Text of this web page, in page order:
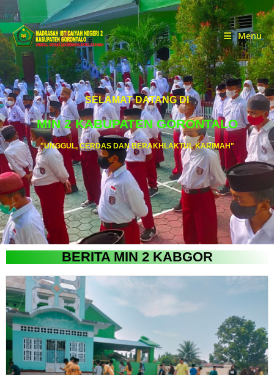
Menu
SELAMAT DATANG DI
MIN 2 KABUPATEN GORONTALO
"UNGGUL, CERDAS DAN BERAKHLAKTUL KARIMAH"
BERITA MIN 2 KABGOR